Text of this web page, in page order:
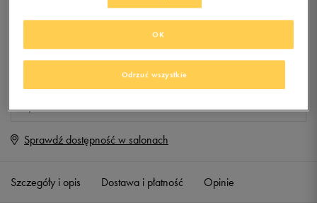
Produkt niedostępny
Jeśli artykuł będzie ponownie dostępny, otrzymasz od nas powiadomienie.
Wybierz rozmiar
Rozmiary EU
41,5
Sprawdź dostępność w salonach
Szczegóły i opis Dostawa i płatność Opinie
Odrzuć wszystkie
OK